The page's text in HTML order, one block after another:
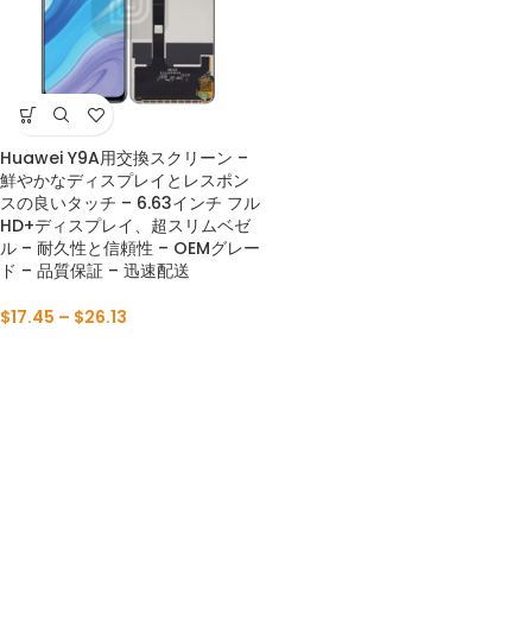
Huawei Y9A用交換スクリーン –
鮮やかなディスプレイとレスポン
スの良いタッチ – 6.63インチ フル
HD+ディスプレイ、超スリムベゼ
ル – 耐久性と信頼性 – OEMグレー
ド – 品質保証 – 迅速配送
$17.45 – $26.13